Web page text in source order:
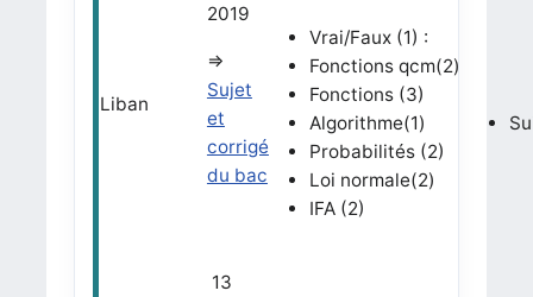
Liban
2019
=>
Sujet
et
corrigé
du bac
Vrai/Faux (1) :
Fonctions qcm(2)
Fonctions (3)
Algorithme(1)
Probabilités (2)
Loi normale(2)
IFA (2)
13